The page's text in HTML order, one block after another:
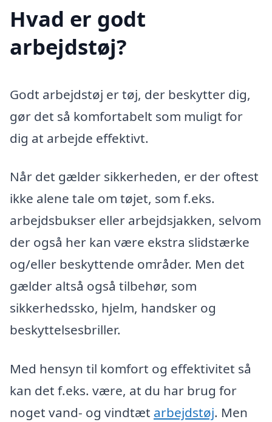
Hvad er godt
arbejdstøj?
Godt arbejdstøj er tøj, der beskytter dig,
gør det så komfortabelt som muligt for
dig at arbejde effektivt.
Når det gælder sikkerheden, er der oftest
ikke alene tale om tøjet, som f.eks.
arbejdsbukser eller arbejdsjakken, selvom
der også her kan være ekstra slidstærke
og/eller beskyttende områder. Men det
gælder altså også tilbehør, som
sikkerhedssko, hjelm, handsker og
beskyttelsesbriller.
Med hensyn til komfort og effektivitet så
kan det f.eks. være, at du har brug for
noget vand- og vindtæt arbejdstøj. Men